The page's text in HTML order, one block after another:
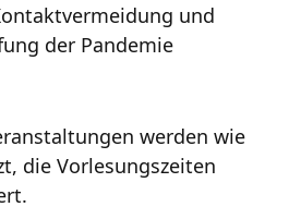
und
der Pandemie
werden wie
die Vorlesungszeiten